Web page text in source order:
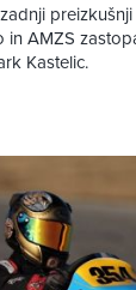
in AMZS
Kastelic.